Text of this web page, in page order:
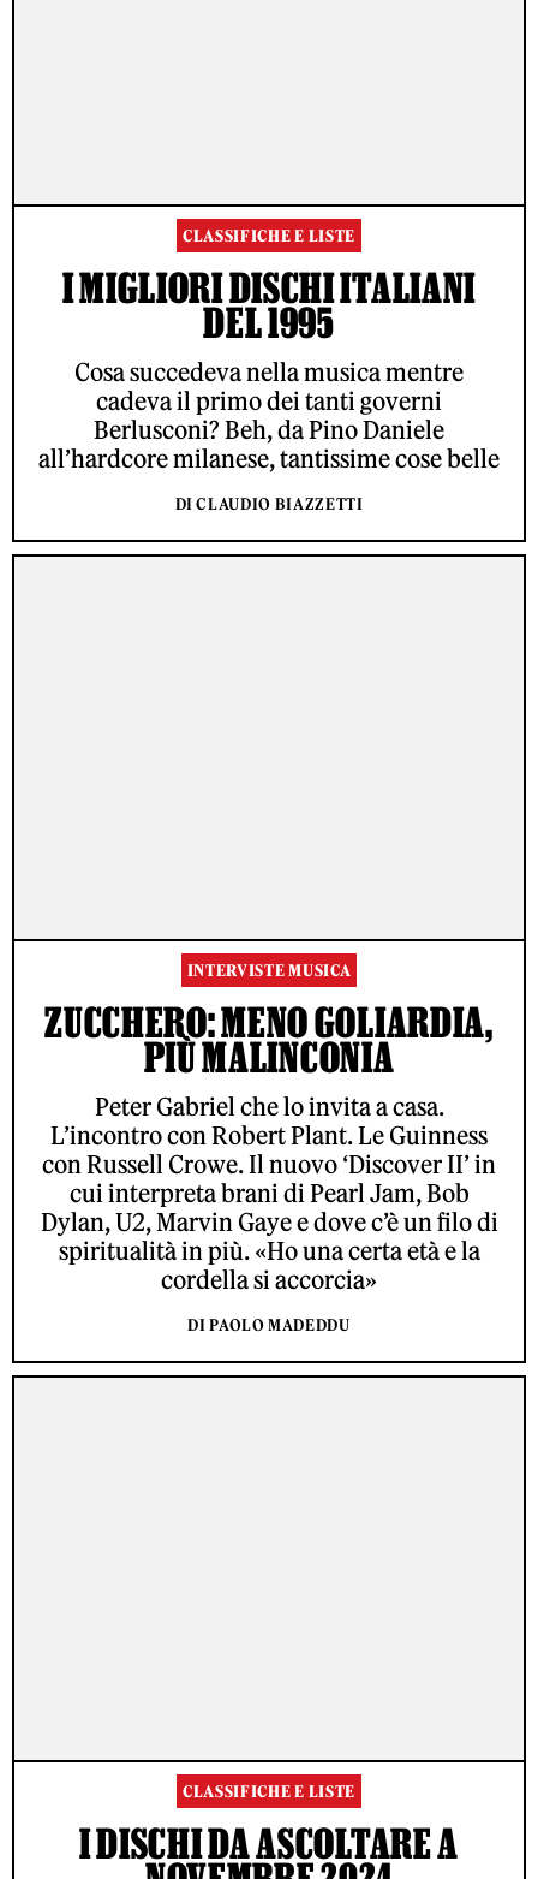
CLASSIFICHE E LISTE
I MIGLIORI DISCHI ITALIANI
DEL 1995
Cosa succedeva nella musica mentre
cadeva il primo dei tanti governi
Berlusconi? Beh, da Pino Daniele
all’hardcore milanese, tantissime cose belle
DI CLAUDIO BIAZZETTI
INTERVISTE MUSICA
ZUCCHERO: MENO GOLIARDIA,
PIÙ MALINCONIA
Peter Gabriel che lo invita a casa.
L’incontro con Robert Plant. Le Guinness
con Russell Crowe. Il nuovo ‘Discover II’ in
cui interpreta brani di Pearl Jam, Bob
Dylan, U2, Marvin Gaye e dove c’è un filo di
spiritualità in più. «Ho una certa età e la
cordella si accorcia»
DI PAOLO MADEDDU
CLASSIFICHE E LISTE
I DISCHI DA ASCOLTARE A